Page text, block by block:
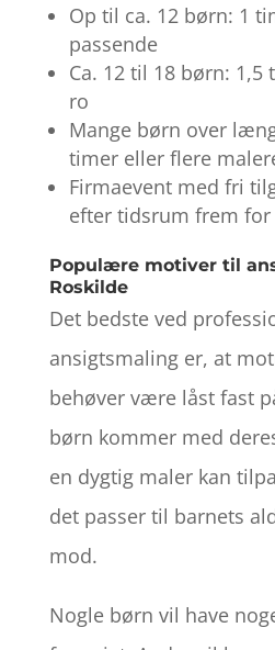
Op til ca. 12 børn: 1
passende
Ca. 12 til 18 børn: 1,5
ro
Mange børn over
timer eller flere
Firmaevent med fri
efter tidsrum frem
Populære motiver til
Roskilde
Det bedste ved
ansigtsmaling er, at
behøver være låst fast
børn kommer med
en dygtig maler kan
det passer til barnets
mod.
Nogle børn vil have